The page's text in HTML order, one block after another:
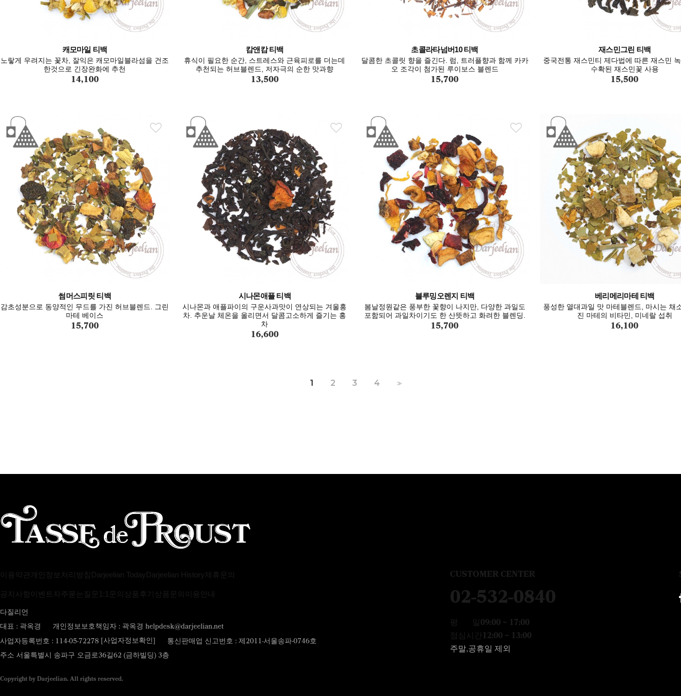
캐모마일 티백
노랗게 우려지는 꽃차, 잘익은 캐모마일블라섬을 건조
한것으로 긴장완화에 추천
14,100
캄앤캄 티백
휴식이 필요한 순간, 스트레스와 근육피로를 더는데
추천되는 허브블렌드, 저자극의 순한 맛과향
13,500
초콜라타넘버10 티백
달콤한 초콜릿 향을 즐긴다. 럼, 트러플향과 함께 카카
오 조각이 첨가된 루이보스 블렌드
15,700
재스민그린 티백
중국전통 재스민티 제다법에 따른 재스민
수확된 재스민꽃 사용
15,500
썸머스피릿 티백
감초성분으로 동양적인 무드를 가진 허브블렌드. 그린
마테 베이스
15,700
시나몬애플 티백
시나몬과 애플파이의 구운사과맛이 연상되는 겨울홍
차. 추운날 체온을 올리면서 달콤고소하게 즐기는 홍
차
16,600
블루밍오렌지 티백
봄날정원같은 풍부한 꽃향이 나지만, 다양한 과일도
포함되어 과일차이기도 한 산뜻하고 화려한 블렌딩.
15,700
베리메리마테 티백
풍성한 열대과일 맛 마테블렌드, 마시는 채
진 마테의 비타민, 미네랄 섭취
16,100
1 2 3 4 >>
이용약관 개인정보처리방침 Darjeelian TodayDarjeelian History 제휴문의
공지사항 이벤트 자주묻는질문 1:1문의 상품후기 상품문의 이용안내
다질리언
대표 : 곽옥경
개인정보보호책임자 : 곽옥경 helpdesk@darjeelian.net
사업자등록번호 : 114-05-72278 [사업자정보확인]
통신판매업 신고번호 : 제2011-서울송파-0746호
주소 서울특별시 송파구 오금로36길62 (금하빌딩) 3층
Copyright by Darjeelian. All rights reserved.
CUSTOMER CENTER
02-532-0840
평 일09:00 ~ 17:00
점심시간12:00 ~ 13:00
주말,공휴일 제외